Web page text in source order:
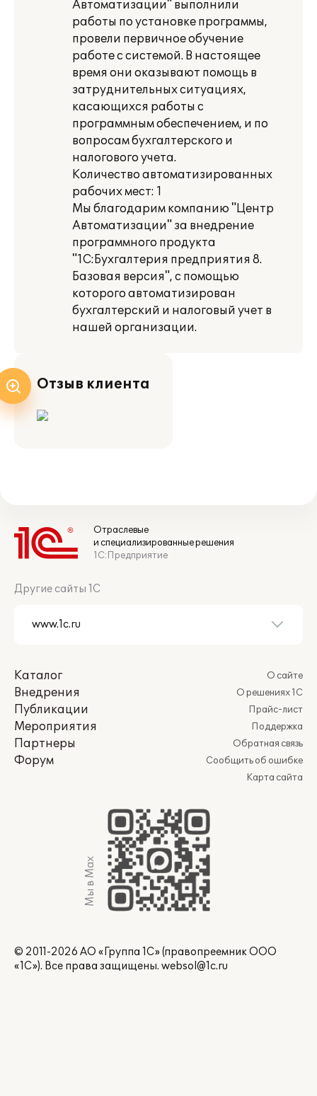
Автоматизации" выполнили
работы по установке программы,
провели первичное обучение
работе с системой. В настоящее
время они оказывают помощь в
затруднительных ситуациях,
касающихся работы с
программным обеспечением, и по
вопросам бухгалтерского и
налогового учета.
Количество автоматизированных
рабочих мест: 1
Мы благодарим компанию "Центр
Автоматизации" за внедрение
программного продукта
"1С:Бухгалтерия предприятия 8.
Базовая версия", с помощью
которого автоматизирован
бухгалтерский и налоговый учет в
нашей организации.
Отзыв клиента
Отраслевые
и специализированные решения
1С:Предприятие
Другие сайты 1С
Каталог
Внедрения
Публикации
Мероприятия
Партнеры
Форум
О сайте
О решениях 1С
Прайс-лист
Поддержка
Обратная связь
Сообщить об ошибке
Карта сайта
Мы в Max
© 2011-2026 АО «Группа 1С» (правопреемник ООО
«1С»). Все права защищены. websol@1c.ru